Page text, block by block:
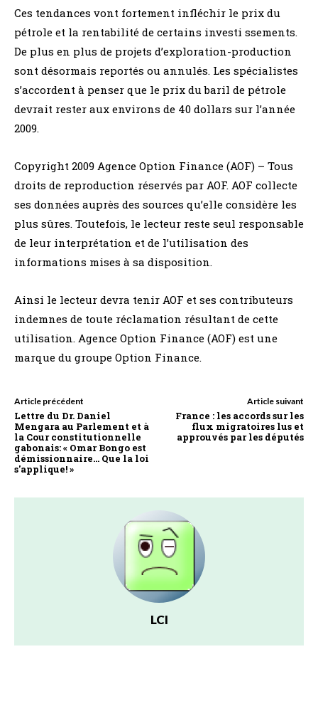
Ces tendances vont fortement infléchir le prix du
pétrole et la rentabilité de certains investi ssements.
De plus en plus de projets d’exploration-production
sont désormais reportés ou annulés. Les spécialistes
s’accordent à penser que le prix du baril de pétrole
devrait rester aux environs de 40 dollars sur l’année
2009.
Copyright 2009 Agence Option Finance (AOF) – Tous
droits de reproduction réservés par AOF. AOF collecte
ses données auprès des sources qu’elle considère les
plus sûres. Toutefois, le lecteur reste seul responsable
de leur interprétation et de l’utilisation des
informations mises à sa disposition.
Ainsi le lecteur devra tenir AOF et ses contributeurs
indemnes de toute réclamation résultant de cette
utilisation. Agence Option Finance (AOF) est une
marque du groupe Option Finance.
Article précédent
Lettre du Dr. Daniel
Mengara au Parlement et à
la Cour constitutionnelle
gabonais: « Omar Bongo est
démissionnaire… Que la loi
s'applique! »
Article suivant
France : les accords sur les
flux migratoires lus et
approuvés par les députés
LCI